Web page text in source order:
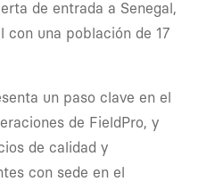
de entrada a Senegal,
con una población de 17
un paso clave en el
de FieldPro, y
de calidad y
con sede en el